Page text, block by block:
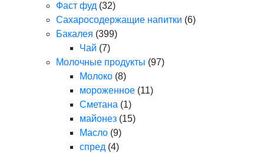
Фаст фуд (32)
Сахаросодержащие напитки (6)
Бакалея (399)
Чай (7)
Молочные продукты (97)
Молоко (8)
мороженное (11)
Сметана (1)
майонез (15)
Масло (9)
спред (4)